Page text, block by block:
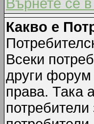
Върнете се
Какво е
Всеки
други форум
права. Така